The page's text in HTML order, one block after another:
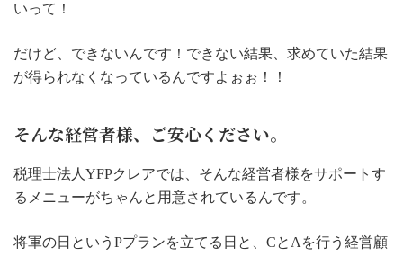
いって！
だけど、できないんです！できない結果、求めていた結果
が得られなくなっているんですよぉぉ！！
そんな経営者様、ご安心ください。
税理士法人YFPクレアでは、そんな経営者様をサポートす
るメニューがちゃんと用意されているんです。
将軍の日というPプランを立てる日と、CとAを行う経営顧